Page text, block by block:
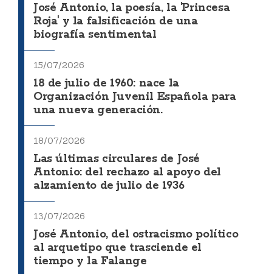
José Antonio, la poesía, la 'Princesa
Roja' y la falsificación de una
biografía sentimental
15/07/2026
18 de julio de 1960: nace la
Organización Juvenil Española para
una nueva generación.
18/07/2026
Las últimas circulares de José
Antonio: del rechazo al apoyo del
alzamiento de julio de 1936
13/07/2026
José Antonio, del ostracismo político
al arquetipo que trasciende el
tiempo y la Falange